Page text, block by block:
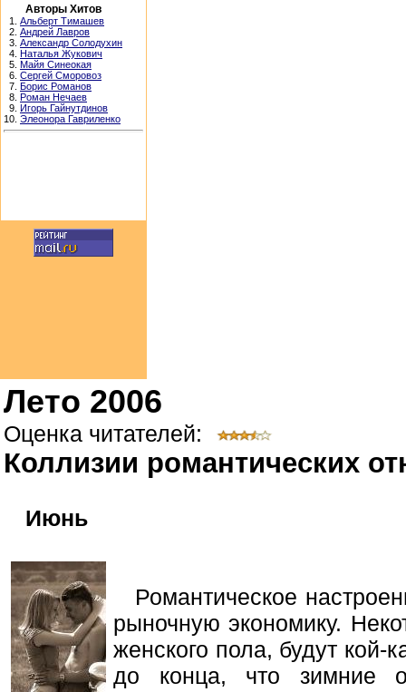
Авторы Хитов
1. Альберт Тимашев
2. Андрей Лавров
3. Александр Солодухин
4. Наталья Жукович
5. Майя Синеокая
6. Сергей Сморовоз
7. Борис Романов
8. Роман Нечаев
9. Игорь Гайнутдинов
10. Элеонора Гавриленко
Лето 2006
Оценка читателей:
Коллизии романтических
Июнь
Романтическое
рыночную экономику.
женского пола, будут кой-
до конца, что зимние